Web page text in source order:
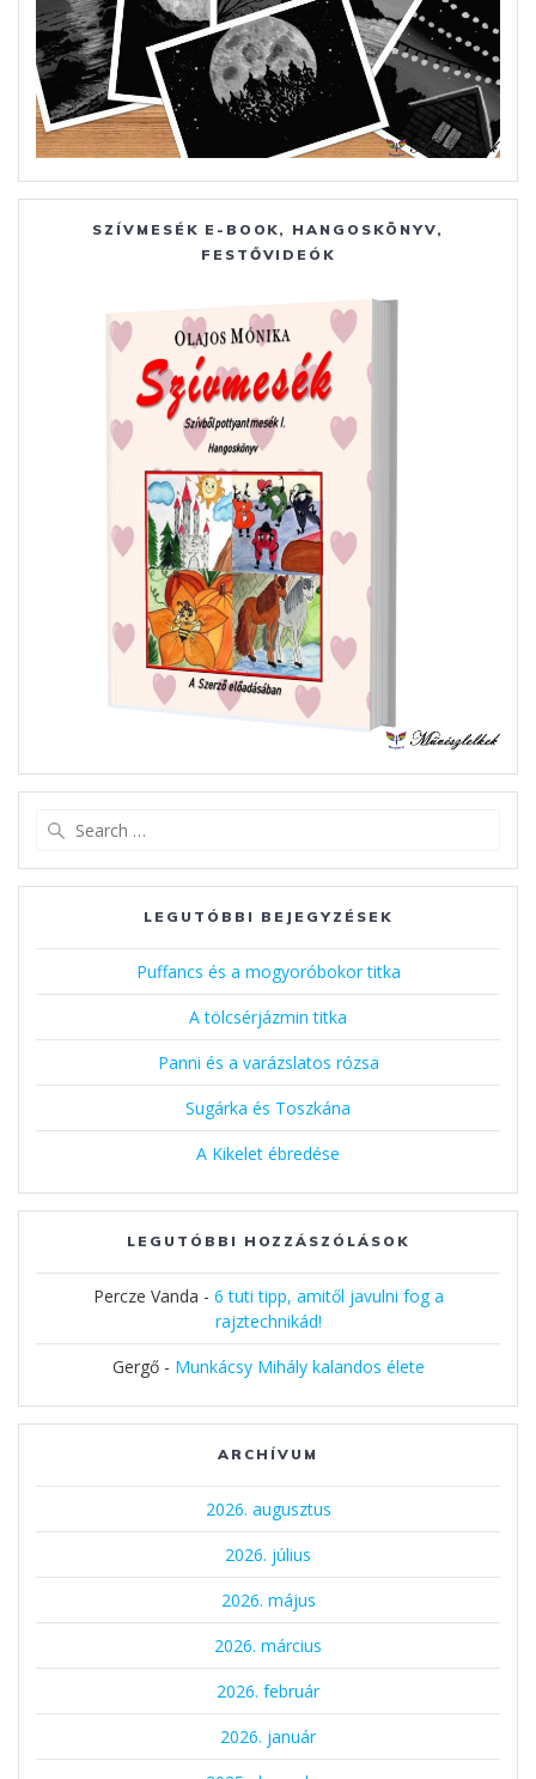
SZÍVMESÉK E-BOOK, HANGOSKÖNYV,
FESTŐVIDEÓK
LEGUTÓBBI BEJEGYZÉSEK
Puffancs és a mogyoróbokor titka
A tölcsérjázmin titka
Panni és a varázslatos rózsa
Sugárka és Toszkána
A Kikelet ébredése
LEGUTÓBBI HOZZÁSZÓLÁSOK
Percze Vanda - 6 tuti tipp, amitől javulni fog a
rajztechnikád!
Gergő- Munkácsy Mihály kalandos élete
ARCHÍVUM
2026. augusztus
2026. július
2026. május
2026. március
2026. február
2026. január